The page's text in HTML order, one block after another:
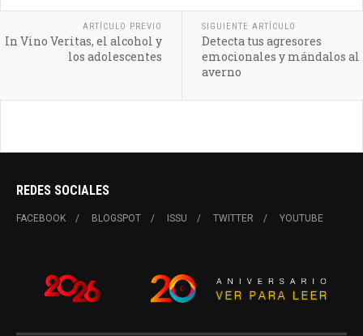
ARTÍCULO PREVIO
In Vino Veritas, el alcohol y
los adolescentes
SIGUIENTE ARTÍCULO
Detecta tus agresores
emocionales y mándalos al
averno
REDES SOCIALES
FACEBOOK BLOGSPOT ISSU TWITTER YOUTUBE